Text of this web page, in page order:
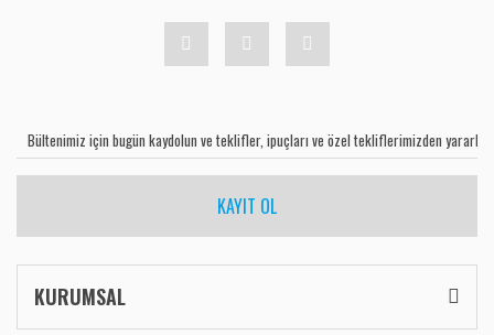
KAYIT OL
KURUMSAL